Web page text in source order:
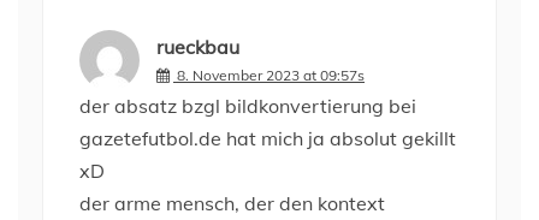
rueckbau
8. November 2023 at 09:57s
der absatz bzgl bildkonvertierung bei
gazetefutbol.de hat mich ja absolut gekillt
xD
der arme mensch, der den kontext